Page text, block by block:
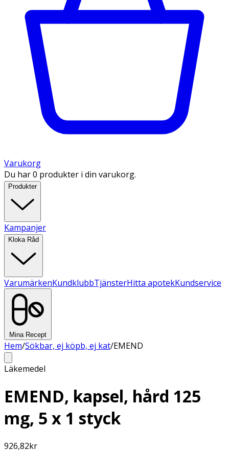
Varukorg
Du har 0 produkter i din varukorg.
Produkter
Kampanjer
Kloka Råd
VarumärkenKundklubbTjänsterHitta apotekKundservice
Mina Recept
Hem/Sökbar, ej köpb, ej kat/EMEND
Läkemedel
EMEND, kapsel, hård 125
mg, 5 x 1 styck
926,82kr